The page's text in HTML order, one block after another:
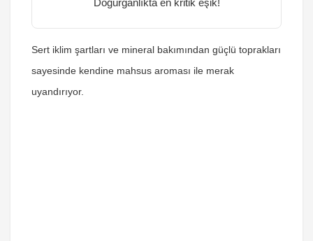
Doğurganlıkta en kritik eşik!
Sert iklim şartları ve mineral bakımından güçlü toprakları
sayesinde kendine mahsus aroması ile merak
uyandırıyor.